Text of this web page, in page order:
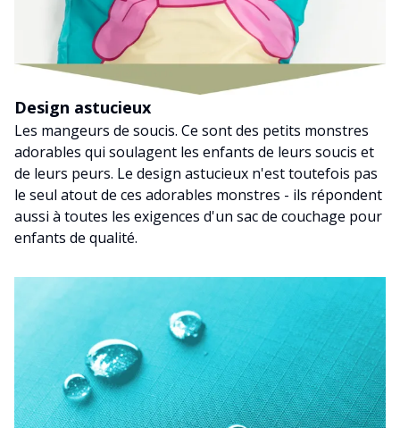
Design astucieux
Les mangeurs de soucis. Ce sont des petits monstres
adorables qui soulagent les enfants de leurs soucis et
de leurs peurs. Le design astucieux n'est toutefois pas
le seul atout de ces adorables monstres - ils répondent
aussi à toutes les exigences d'un sac de couchage pour
enfants de qualité.